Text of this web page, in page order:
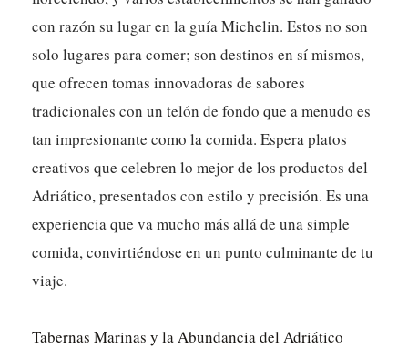
con razón su lugar en la guía Michelin. Estos no son
solo lugares para comer; son destinos en sí mismos,
que ofrecen tomas innovadoras de sabores
tradicionales con un telón de fondo que a menudo es
tan impresionante como la comida. Espera platos
creativos que celebren lo mejor de los productos del
Adriático, presentados con estilo y precisión.Es una
experiencia que va mucho más allá de una simple
comida, convirtiéndose en un punto culminante de tu
viaje.
Tabernas Marinas y la Abundancia del Adriático